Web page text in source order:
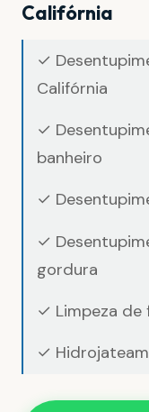
Califórnia
✓
Califórnia
✓
banheiro
✓
✓
gordura
✓ Limpeza de
✓